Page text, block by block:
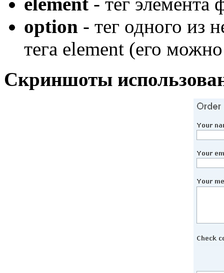
option - тег одного из
тега element (его
Скриншоты